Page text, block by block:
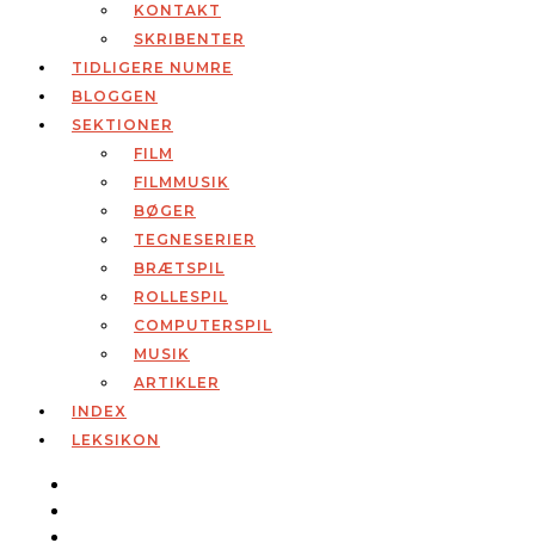
KONTAKT
SKRIBENTER
TIDLIGERE NUMRE
BLOGGEN
SEKTIONER
FILM
FILMMUSIK
BØGER
TEGNESERIER
BRÆTSPIL
ROLLESPIL
COMPUTERSPIL
MUSIK
ARTIKLER
INDEX
LEKSIKON